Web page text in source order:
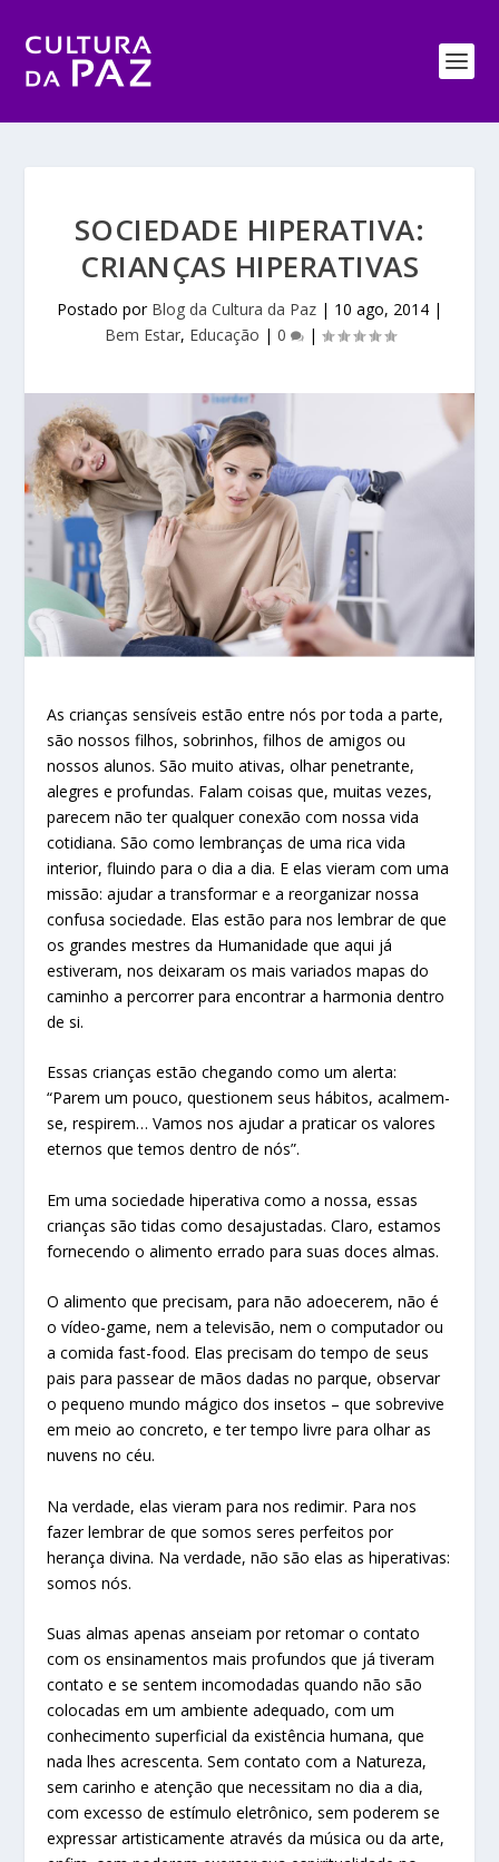
SOCIEDADE HIPERATIVA:
CRIANÇAS HIPERATIVAS
Postado por Blog da Cultura da Paz | 10 ago, 2014 |
Bem Estar, Educação | 0 |
As crianças sensíveis estão entre nós por toda a parte,
são nossos filhos, sobrinhos, filhos de amigos ou
nossos alunos. São muito ativas, olhar penetrante,
alegres e profundas. Falam coisas que, muitas vezes,
parecem não ter qualquer conexão com nossa vida
cotidiana. São como lembranças de uma rica vida
interior, fluindo para o dia a dia. E elas vieram com uma
missão: ajudar a transformar e a reorganizar nossa
confusa sociedade. Elas estão para nos lembrar de que
os grandes mestres da Humanidade que aqui já
estiveram, nos deixaram os mais variados mapas do
caminho a percorrer para encontrar a harmonia dentro
de si.
Essas crianças estão chegando como um alerta:
“Parem um pouco, questionem seus hábitos, acalmem-
se, respirem… Vamos nos ajudar a praticar os valores
eternos que temos dentro de nós”.
Em uma sociedade hiperativa como a nossa, essas
crianças são tidas como desajustadas. Claro, estamos
fornecendo o alimento errado para suas doces almas.
O alimento que precisam, para não adoecerem, não é
o vídeo-game, nem a televisão, nem o computador ou
a comida fast-food. Elas precisam do tempo de seus
pais para passear de mãos dadas no parque, observar
o pequeno mundo mágico dos insetos – que sobrevive
em meio ao concreto, e ter tempo livre para olhar as
nuvens no céu.
Na verdade, elas vieram para nos redimir. Para nos
fazer lembrar de que somos seres perfeitos por
herança divina. Na verdade, não são elas as hiperativas:
somos nós.
Suas almas apenas anseiam por retomar o contato
com os ensinamentos mais profundos que já tiveram
contato e se sentem incomodadas quando não são
colocadas em um ambiente adequado, com um
conhecimento superficial da existência humana, que
nada lhes acrescenta. Sem contato com a Natureza,
sem carinho e atenção que necessitam no dia a dia,
com excesso de estímulo eletrônico, sem poderem se
expressar artisticamente através da música ou da arte,